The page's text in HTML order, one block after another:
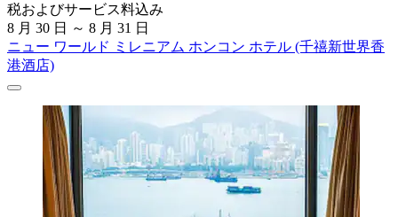
税およびサービス料込み
8 月 30 日 ～ 8 月 31 日
ニュー ワールド ミレニアム ホンコン ホテル (千禧新世界香
港酒店)